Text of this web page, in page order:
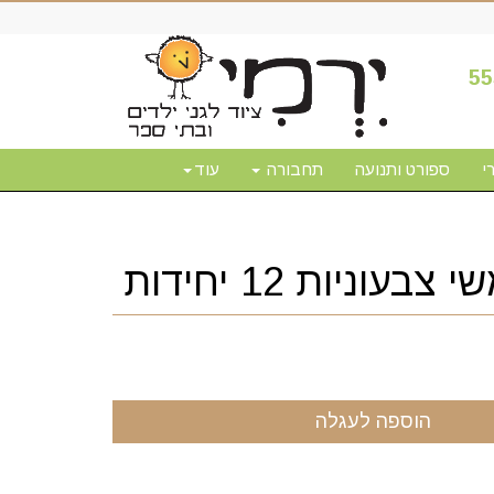
ספורט ותנועה תחבורה עוד
12 יחידות
הוספה לעגלה